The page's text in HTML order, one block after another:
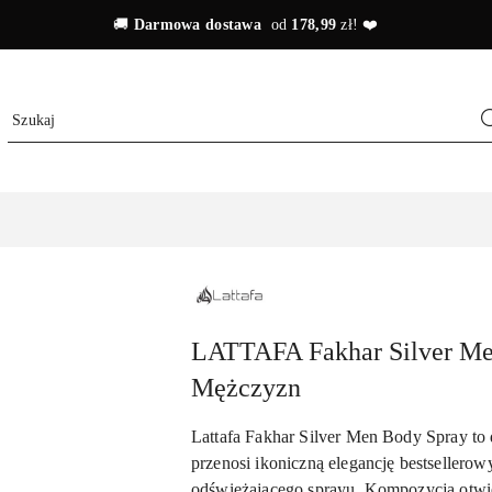
🚚 Darmowa dostawa od 178,99 zł! ❤️
LATTAFA
LATTAFA Fakhar Silver
Mężczyzn
Lattafa Fakhar Silver Men Body Spray
przenosi ikoniczną elegancję